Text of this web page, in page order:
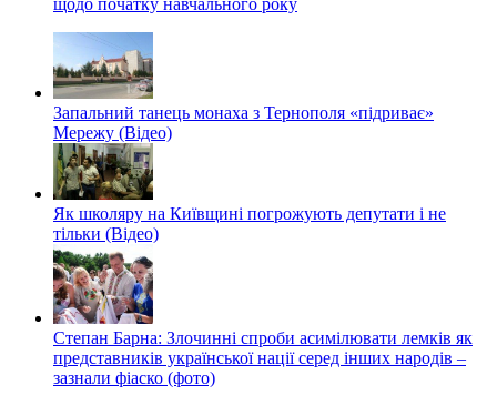
щодо початку навчального року
Запальний танець монаха з Тернополя «підриває»
Мережу (Відео)
Як школяру на Київщині погрожують депутати і не
тільки (Відео)
Степан Барна: Злочинні спроби асимілювати лемків як
представників української нації серед інших народів –
зазнали фіаско (фото)